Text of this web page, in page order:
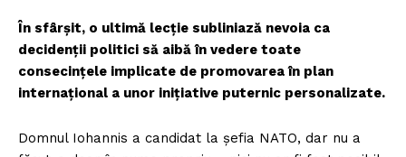
În sfârșit, o ultimă lecție subliniază nevoia ca
decidenții politici să aibă în vedere toate
consecințele implicate de promovarea în plan
internațional a unor inițiative puternic personalizate.
Domnul Iohannis a candidat la șefia NATO, dar nu a